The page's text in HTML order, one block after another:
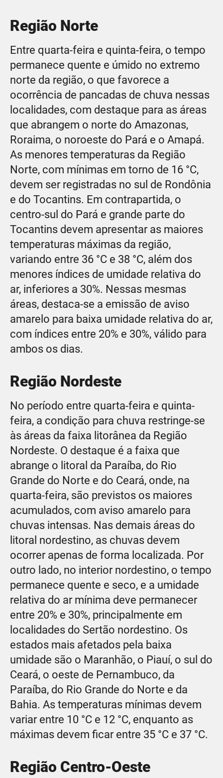
Região Norte
Entre quarta-feira e quinta-feira, o tempo
permanece quente e úmido no extremo
norte da região, o que favorece a
ocorrência de pancadas de chuva nessas
localidades, com destaque para as áreas
que abrangem o norte do Amazonas,
Roraima, o noroeste do Pará e o Amapá.
As menores temperaturas da Região
Norte, com mínimas em torno de 16 °C,
devem ser registradas no sul de Rondônia
e do Tocantins. Em contrapartida, o
centro-sul do Pará e grande parte do
Tocantins devem apresentar as maiores
temperaturas máximas da região,
variando entre 36 °C e 38 °C, além dos
menores índices de umidade relativa do
ar, inferiores a 30%. Nessas mesmas
áreas, destaca-se a emissão de aviso
amarelo para baixa umidade relativa do ar,
com índices entre 20% e 30%, válido para
ambos os dias.
Região Nordeste
No período entre quarta-feira e quinta-
feira, a condição para chuva restringe-se
às áreas da faixa litorânea da Região
Nordeste. O destaque é a faixa que
abrange o litoral da Paraíba, do Rio
Grande do Norte e do Ceará, onde, na
quarta-feira, são previstos os maiores
acumulados, com aviso amarelo para
chuvas intensas. Nas demais áreas do
litoral nordestino, as chuvas devem
ocorrer apenas de forma localizada. Por
outro lado, no interior nordestino, o tempo
permanece quente e seco, e a umidade
relativa do ar mínima deve permanecer
entre 20% e 30%, principalmente em
localidades do Sertão nordestino. Os
estados mais afetados pela baixa
umidade são o Maranhão, o Piauí, o sul do
Ceará, o oeste de Pernambuco, da
Paraíba, do Rio Grande do Norte e da
Bahia. As temperaturas mínimas devem
variar entre 10 °C e 12 °C, enquanto as
máximas devem ficar entre 35 °C e 37 °C.
Região Centro-Oeste